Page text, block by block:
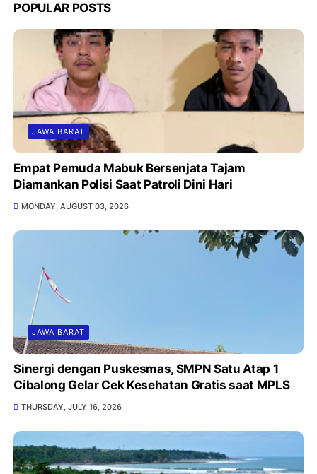
POPULAR POSTS
JAWA BARAT
Empat Pemuda Mabuk Bersenjata Tajam
Diamankan Polisi Saat Patroli Dini Hari
MONDAY, AUGUST 03, 2026
JAWA BARAT
Sinergi dengan Puskesmas, SMPN Satu Atap 1
Cibalong Gelar Cek Kesehatan Gratis saat MPLS
THURSDAY, JULY 16, 2026